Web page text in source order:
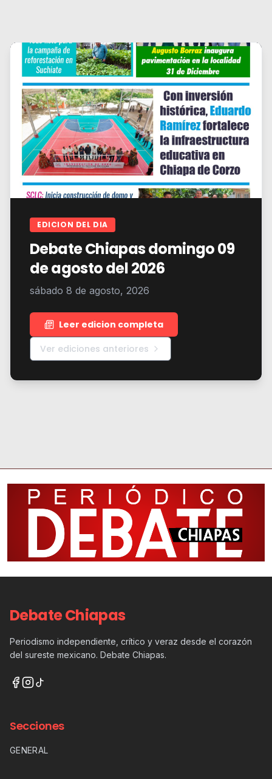
EDICION DEL DIA
Debate Chiapas domingo 09
de agosto del 2026
sábado 8 de agosto, 2026
Leer edicion completa
Ver ediciones anteriores
Debate Chiapas
Periodismo independiente, crítico y veraz desde el corazón
del sureste mexicano. Debate Chiapas.
Secciones
GENERAL